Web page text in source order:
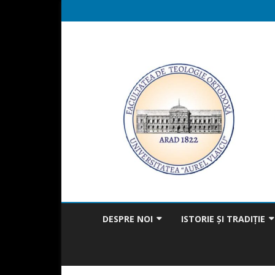
DESPRE NOI ISTORIE ȘI TRADIȚIE